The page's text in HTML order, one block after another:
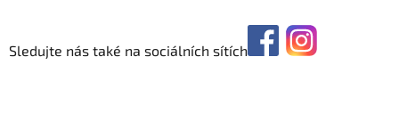
Sledujte nás také na sociálních sítích